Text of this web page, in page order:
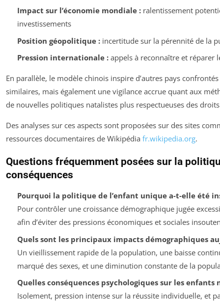
Impact sur l’économie mondiale :ralentissement
investissements
Position géopolitique :incertitude sur la pérennité de la
Pression internationale :appels à reconnaître et réparer
En parallèle, le modèle chinois inspire d’autres pays
similaires, mais également une vigilance accrue quant aux
de nouvelles politiques natalistes plus respectueuses des
Des analyses sur ces aspects sont proposées sur des sites
ressources documentaires de Wikipédia fr.wikipedia.org.
Questions fréquemment posées sur la
conséquences
Pourquoi la politique de l’enfant unique a-t-elle été
Pour contrôler une croissance démographique jugée
afin d’éviter des pressions économiques et sociales
Quels sont les principaux impacts démographiques
Un vieillissement rapide de la population, une baisse
marqué des sexes, et une diminution constante de la
Quelles conséquences psychologiques sur les
Isolement, pression intense sur la réussite individuelle, et